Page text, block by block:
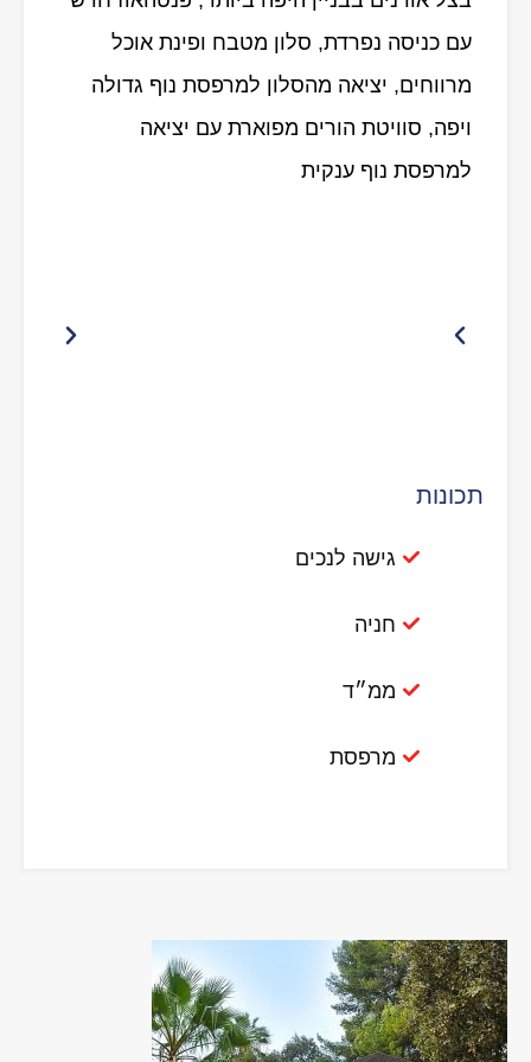
עם כניסה נפרדת, סלון מטבח ופינת אוכל
מרווחים, יציאה מהסלון למרפסת נוף גדולה
ויפה, סוויטת הורים מפוארת עם יציאה
למרפסת נוף ענקית
תכונות
גישה לנכים
חניה
ממ״ד
מרפסת